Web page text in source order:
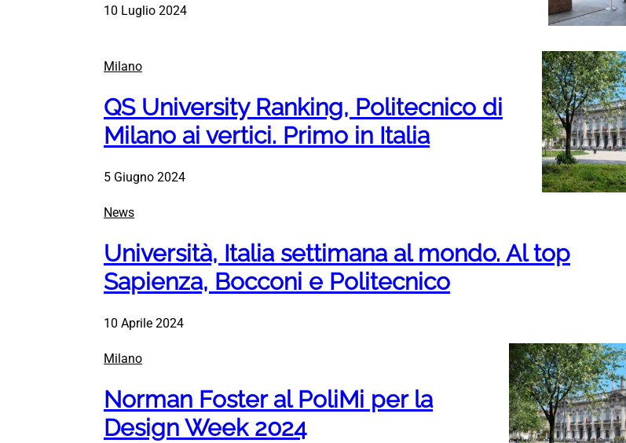
10 Luglio 2024
Milano
QS University Ranking, Politecnico di
Milano ai vertici. Primo in Italia
5 Giugno 2024
News
Università, Italia settimana al mondo. Al top
Sapienza, Bocconi e Politecnico
10 Aprile 2024
Milano
Norman Foster al PoliMi per la
Design Week 2024